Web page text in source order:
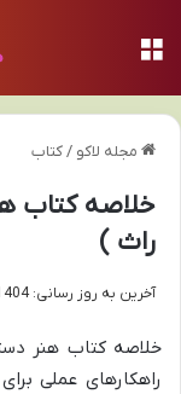
مجله لاکو /کتاب
خلاصه کتاب
راث )
آخرین به روز رسانی: 15/03/1404
خلاصه کتاب هنر
راهکارهای عملی